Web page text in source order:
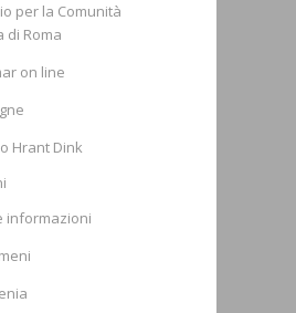
per la Comunità
di Roma
on line
Hrant Dink
informazioni